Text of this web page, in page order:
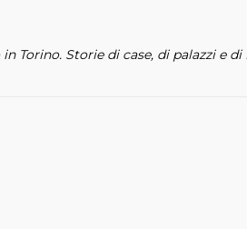
Torino. Storie di case, di palazzi e